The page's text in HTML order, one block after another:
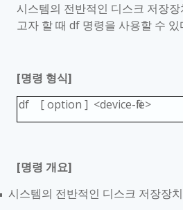
시스템의 전반적인 디스크 저장
고자 할 때 df 명령을 사용할 수 있
[명령 형식]
df [ option ] <device-file>
[명령 개요]
시스템의 전반적인 디스크 저장장